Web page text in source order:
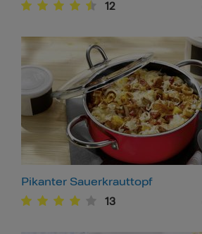
12
Pikanter Sauerkrauttopf
13